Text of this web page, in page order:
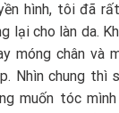
hình, tôi đã
lại cho làn da.
móng chân và
Nhìn chung thì
muốn tóc mình